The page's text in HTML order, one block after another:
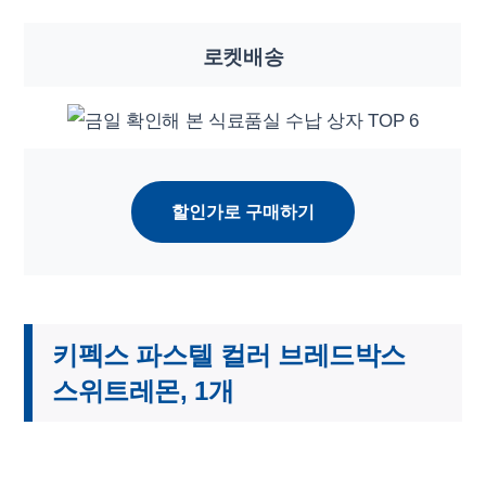
로켓배송
할인가로 구매하기
키펙스 파스텔 컬러 브레드박스
스위트레몬, 1개